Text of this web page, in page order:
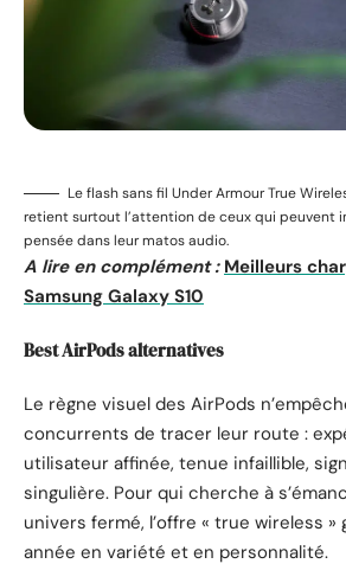
Le flash sans fil Under Armour True
retient surtout l’attention de ceux qui peuvent
pensée dans leur matos audio.
A lire en complément : Meilleurs
Samsung Galaxy S10
Best AirPods alternatives
Le règne visuel des AirPods
concurrents de tracer leur route :
utilisateur affinée, tenue infaillible,
singulière. Pour qui cherche à
univers fermé, l’offre « true wireless »
année en variété et en personnalité.